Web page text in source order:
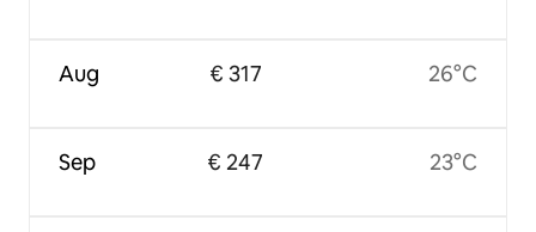
Aug
Sep
€ 317
€ 247
26°C
23°C